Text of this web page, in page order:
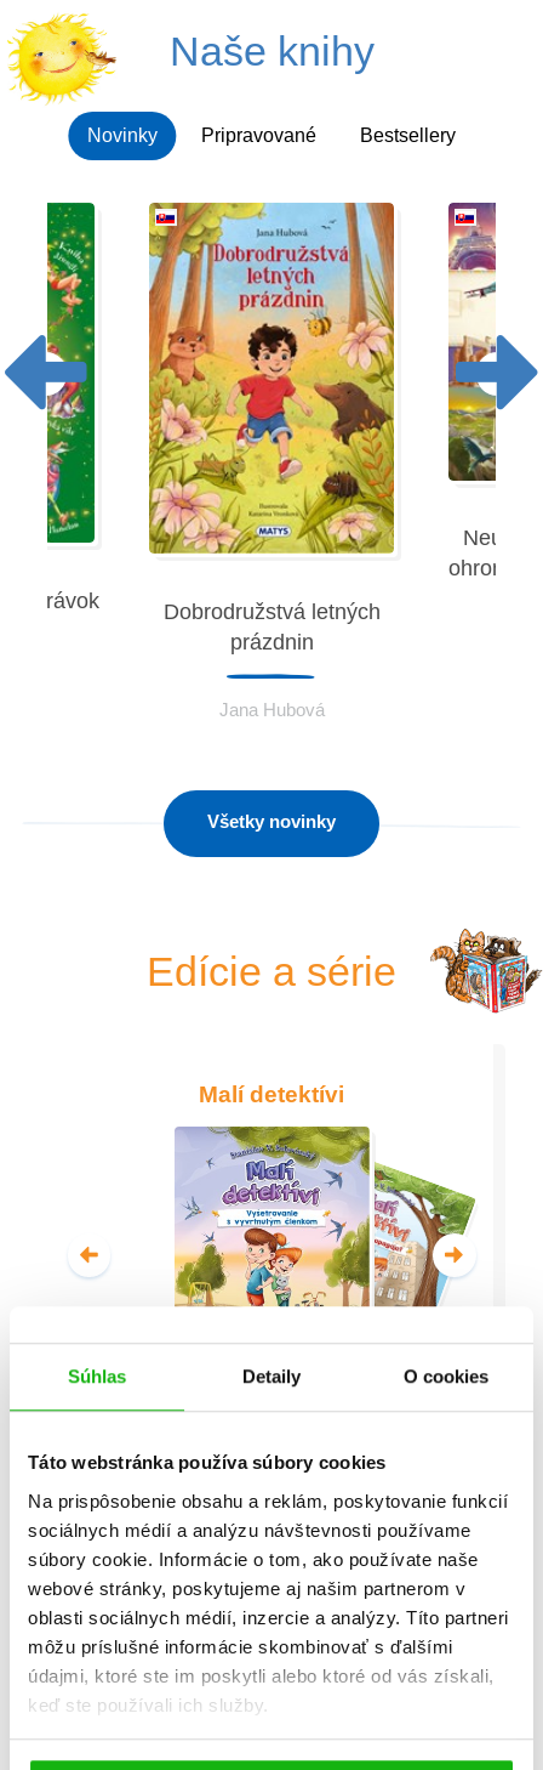
Súhlas Detaily O cookies
Táto webstránka používa súbory cookies
Na prispôsobenie obsahu a reklám, poskytovanie funkcií
sociálnych médií a analýzu návštevnosti používame
súbory cookie. Informácie o tom, ako používate naše
webové stránky, poskytujeme aj našim partnerom v
oblasti sociálnych médií, inzercie a analýzy. Títo partneri
môžu príslušné informácie skombinovať s ďalšími
údajmi, ktoré ste im poskytli alebo ktoré od vás získali,
keď ste používali ich služby.
Naše knihy
Novinky Pripravované Bestsellery
Dobrodružstvá letných
prázdnin
Jana Hubová
Všetky novinky
Edície a série
Malí detektívi
Celá séria
Všetky edície a série